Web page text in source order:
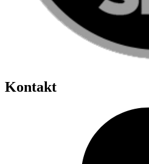
Kontakt